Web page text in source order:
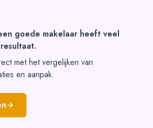
goede makelaar heeft veel
met het vergelijken van
en aanpak.